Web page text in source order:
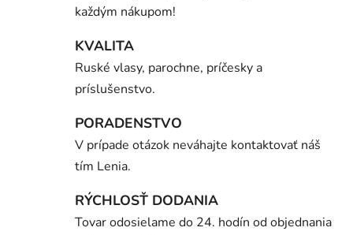
každým nákupom!
KVALITA
Ruské vlasy, parochne, príčesky a
príslušenstvo.
PORADENSTVO
V prípade otázok neváhajte kontaktovať náš
tím Lenia.
RÝCHLOSŤ DODANIA
Tovar odosielame do 24. hodín od objednania